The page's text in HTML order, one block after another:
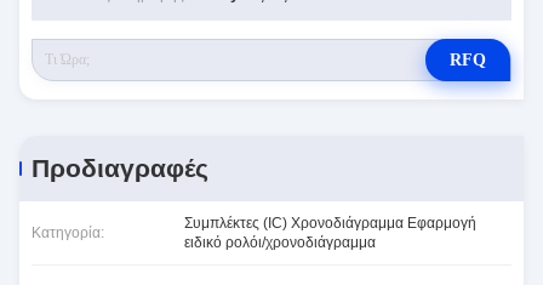
RFQ
Προδιαγραφές
Κατηγορία:
Συμπλέκτες (IC) Χρονοδιάγραμμα Εφαρμογή
ειδικό ρολόι/χρονοδιάγραμμα